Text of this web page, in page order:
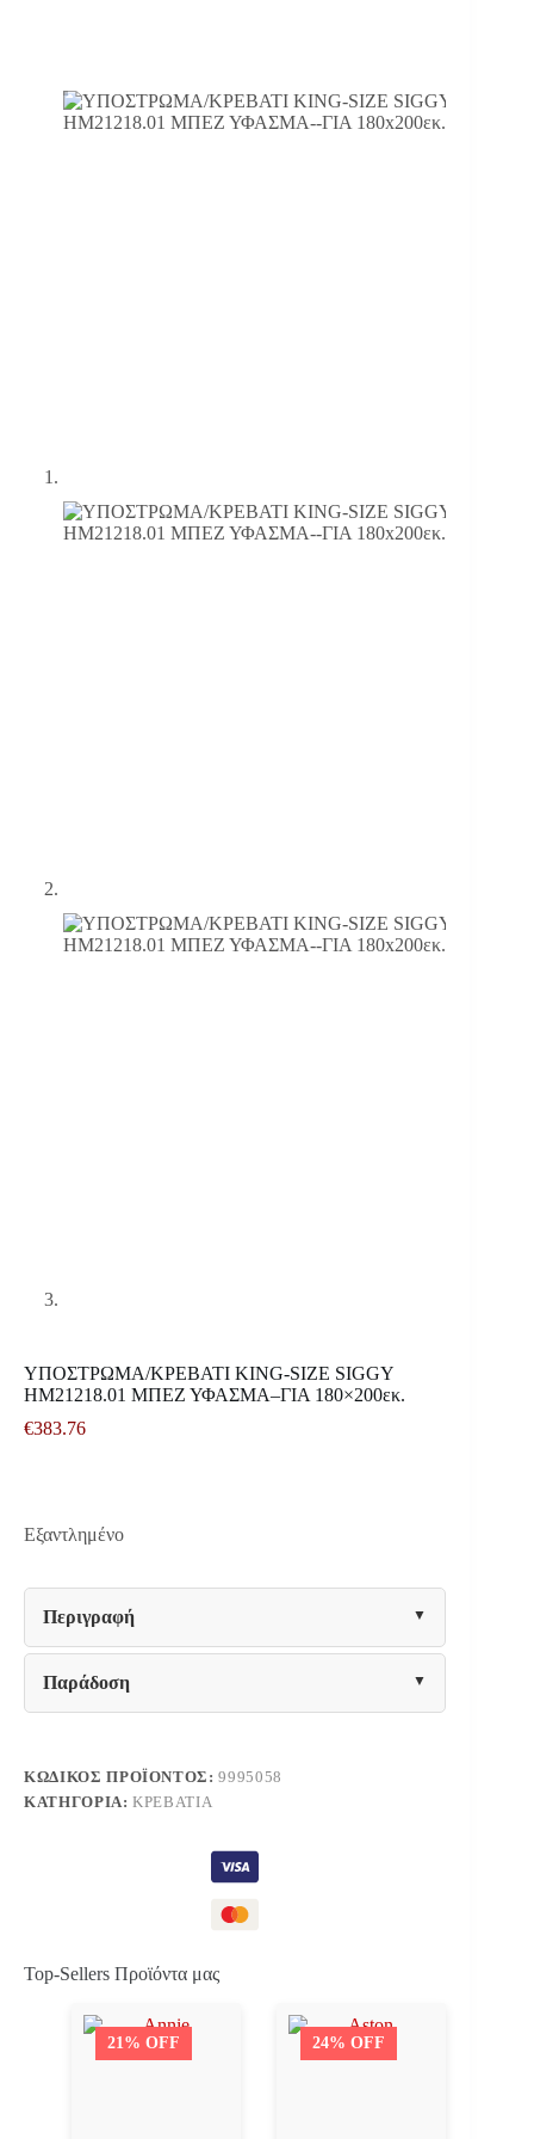
ΥΠΟΣΤΡΩΜΑ/ΚΡΕΒΑΤΙ KING-SIZE SIGGY
HM21218.01 ΜΠΕΖ ΥΦΑΣΜΑ–ΓΙΑ 180×200εκ.
€383.76
Εξαντλημένο
Περιγραφή
Παράδοση
ΚΩΔΙΚΌΣ ΠΡΟΪΌΝΤΟΣ:9995058
ΚΑΤΗΓΟΡΊΑ:ΚΡΕΒΆΤΙΑ
Top-Sellers Προϊόντα μας
21% OFF 24% OFF